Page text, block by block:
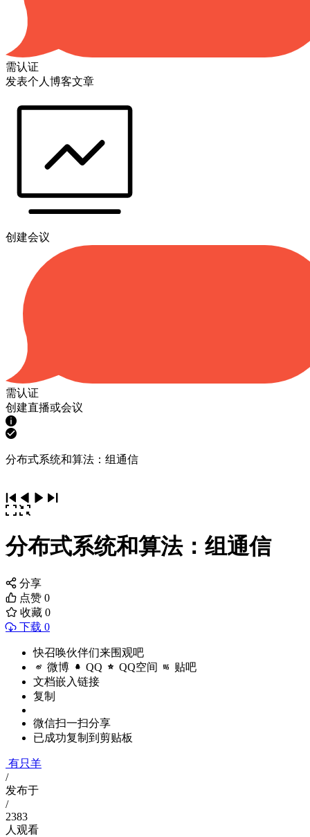
需认证
发表个人博客文章
创建会议
需认证
创建直播或会议
分布式系统和算法：组通信
分布式系统和算法：组通信
分享
点赞 0
收藏 0
下载 0
快召唤伙伴们来围观吧
微博 QQ QQ空间 贴吧
文档嵌入链接
复制
微信扫一扫分享
已成功复制到剪贴板
有只羊
/
发布于
/
2383
人观看